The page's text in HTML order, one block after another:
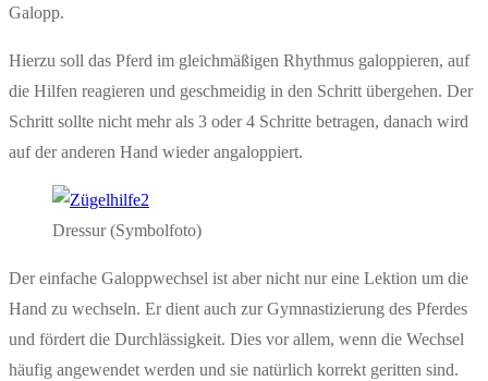
Galopp.
Hierzu soll das Pferd im gleichmäßigen Rhythmus galoppieren, auf
die Hilfen reagieren und geschmeidig in den Schritt übergehen. Der
Schritt sollte nicht mehr als 3 oder 4 Schritte betragen, danach wird
auf der anderen Hand wieder angaloppiert.
Dressur (Symbolfoto)
Der einfache Galoppwechsel ist aber nicht nur eine Lektion um die
Hand zu wechseln. Er dient auch zur Gymnastizierung des Pferdes
und fördert die Durchlässigkeit. Dies vor allem, wenn die Wechsel
häufig angewendet werden und sie natürlich korrekt geritten sind.